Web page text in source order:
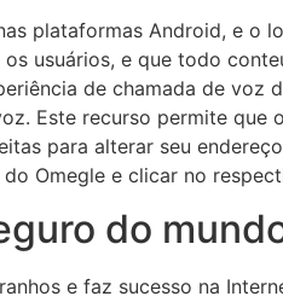
plataformas Android, e o
usuários, e que todo
de chamada de voz
Este recurso permite
para alterar seu
Omegle e clicar no
do
e faz sucesso na